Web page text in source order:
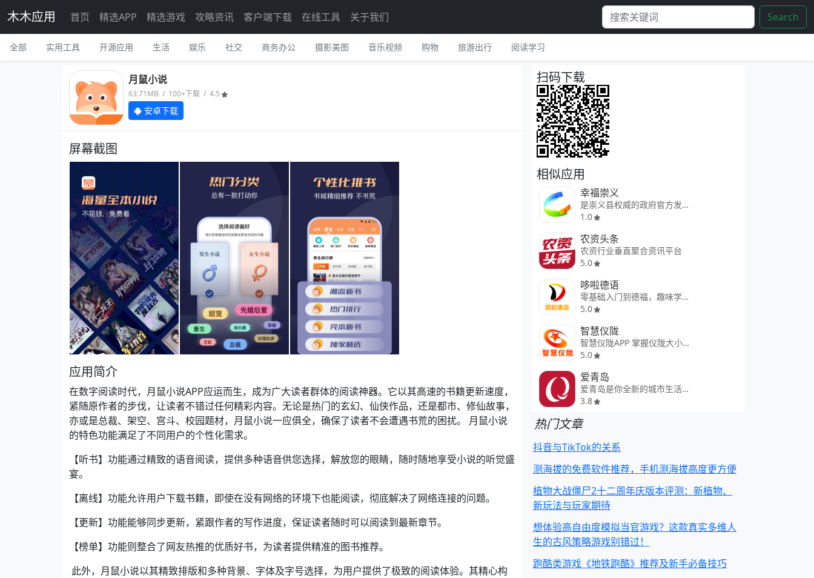
木木应用 首页 精选APP 精选游戏 攻略资讯 客户端下载 在线工具 关于我们 Search
全部 实用工具 开源应用 生活 娱乐 社交 商务办公 摄影美图 音乐视频 购物 旅游出行 阅读学习
月鼠小说
63.71MB / 100+下载 / 4.5
安卓下载
屏幕截图
应用简介
在数字阅读时代，月鼠小说APP应运而生，成为广大读者群体的阅读神器。它以其高速的书籍更新速度，
紧随原作者的步伐，让读者不错过任何精彩内容。无论是热门的玄幻、仙侠作品，还是都市、修仙故事，
亦或是总裁、架空、宫斗、校园题材，月鼠小说一应俱全，确保了读者不会遭遇书荒的困扰。 月鼠小说
的特色功能满足了不同用户的个性化需求。
【听书】功能通过精致的语音阅读，提供多种语音供您选择，解放您的眼睛，随时随地享受小说的听觉盛
宴。
【离线】功能允许用户下载书籍，即使在没有网络的环境下也能阅读，彻底解决了网络连接的问题。
【更新】功能能够同步更新，紧跟作者的写作进度，保证读者随时可以阅读到最新章节。
【榜单】功能则整合了网友热推的优质好书，为读者提供精准的图书推荐。
此外，月鼠小说以其精致排版和多种背景、字体及字号选择，为用户提供了极致的阅读体验。其精心构
扫码下载
相似应用
幸福崇义
是崇义县权威的政府官方发布平台
1.0
农资头条
农资行业垂直聚合资讯平台
5.0
哆啦德语
零基础入门到德福，趣味学德语
5.0
智慧仪陇
智慧仪陇APP 掌握仪陇大小事
5.0
爱青岛
爱青岛是你全新的城市生活方式！
3.8
热门文章
抖音与TikTok的关系
测海拔的免费软件推荐，手机测海拔高度更方便
植物大战僵尸2十二周年庆版本评测：新植物、
新玩法与玩家期待
想体验高自由度模拟当官游戏？这款真实多维人
生的古风策略游戏别错过！
跑酷类游戏《地铁跑酷》推荐及新手必备技巧